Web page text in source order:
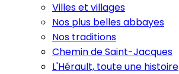
Villes et villages
Nos plus belles abbayes
Nos traditions
Chemin de Saint-Jacques
L'Hérault, toute une histoire